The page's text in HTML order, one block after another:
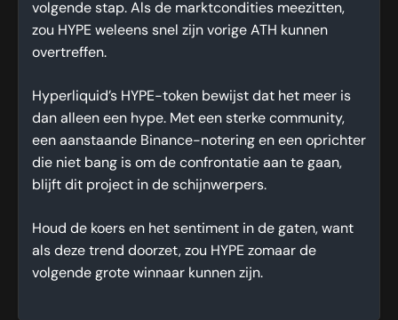
volgende stap. Als de marktcondities meezitten,
zou HYPE weleens snel zijn vorige ATH kunnen
overtreffen.
Hyperliquid’s HYPE-token bewijst dat het meer is
dan alleen een hype. Met een sterke community,
een aanstaande Binance-notering en een oprichter
die niet bang is om de confrontatie aan te gaan,
blijft dit project in de schijnwerpers.
Houd de koers en het sentiment in de gaten, want
als deze trend doorzet, zou HYPE zomaar de
volgende grote winnaar kunnen zijn.